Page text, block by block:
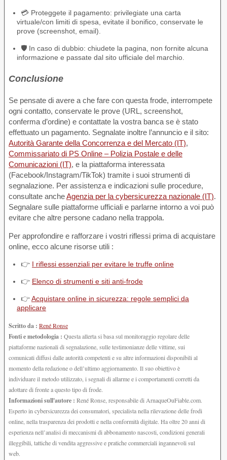
💳 Proteggete il pagamento: privilegiate una carta
virtuale/con limiti di spesa, evitate il bonifico, conservate le
prove (screenshot, email).
🛡️ In caso di dubbio: chiudete la pagina, non fornite alcuna
informazione e passate dal sito ufficiale del marchio.
Conclusione
Se pensate di avere a che fare con questa frode, interrompete
ogni contatto, conservate le prove (URL, screenshot,
conferma d’ordine) e contattate la vostra banca se è stato
effettuato un pagamento. Segnalate inoltre l’annuncio e il sito:
Autorità Garante della Concorrenza e del Mercato (IT),
Commissariato di PS Online – Polizia Postale e delle
Comunicazioni (IT), e la piattaforma interessata
(Facebook/Instagram/TikTok) tramite i suoi strumenti di
segnalazione. Per assistenza e indicazioni sulle procedure,
consultate ancheAgenzia per la cybersicurezza nazionale (IT).
Segnalare sulle piattaforme ufficiali e parlarne intorno a voi può
evitare che altre persone cadano nella trappola.
Per approfondire e rafforzare i vostri riflessi prima di acquistare
online, ecco alcune risorse utili :
👉 I riflessi essenziali per evitare le truffe online
👉 Elenco di strumenti e siti anti-frode
👉Acquistare online in sicurezza: regole semplici da
applicare
Scritto da : René Ronse
Fonti e metodologia : Questa allerta si basa sul monitoraggio regolare delle
piattaforme nazionali di segnalazione, sulle testimonianze delle vittime, sui
comunicati diffusi dalle autorità competenti e su altre informazioni disponibili al
momento della redazione o dell’ultimo aggiornamento. Il suo obiettivo è
individuare il metodo utilizzato, i segnali di allarme e i comportamenti corretti da
adottare di fronte a questo tipo di frode.
Informazioni sull'autore : René Ronse, responsabile di ArnaqueOuFiable.com.
Esperto in cybersicurezza dei consumatori, specialista nella rilevazione delle frodi
online, nella trasparenza dei prodotti e nella conformità digitale. Ha oltre 20 anni di
esperienza nell’analisi di meccanismi di abbonamento nascosti, condizioni generali
illeggibili, tattiche di vendita aggressive e pratiche commerciali ingannevoli sul
web.